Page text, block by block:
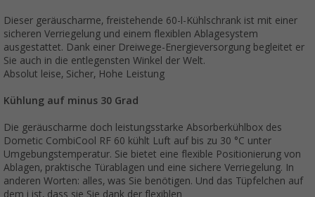
Dieser geräuscharme, freistehende 60-l-Kühlschrank ist mit einer
sicheren Verriegelung und einem flexiblen Ablagesystem
ausgestattet. Dank einer Dreiwege-Energieversorgung begleitet er
Sie auch in die entlegensten Winkel der Welt.
Absolut leise, Sicher, Hohe Leistung
Kühlung auf minus 30 Grad
Die geräuscharme doch leistungsstarke Absorberkühlbox des
Dometic CombiCool RF 60 kühlt Luft auf bis zu 30 °C unter
Umgebungstemperatur. Sie bietet eine flexible Positionierung von
Ablagen, praktische Türablagen und eine sichere Verriegelung. In
anderen Worten: alles, was Sie benötigen. Und das Tüpfelchen auf
dem i ist, dass sie Sie dank der flexiblen